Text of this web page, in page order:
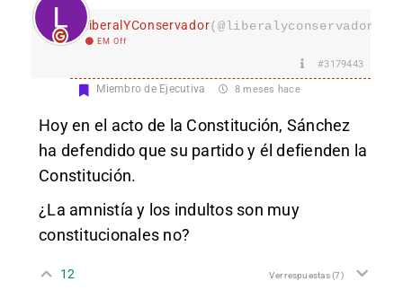
LiberalYConservador
EM Off
#3179443
Miembro de Ejecutiva 8 meses hace
Hoy en el acto de la Constitución, Sánchez
ha defendido que su partido y él defienden la
Constitución.
¿La amnistía y los indultos son muy
constitucionales no?
12 Ver respuestas(7)